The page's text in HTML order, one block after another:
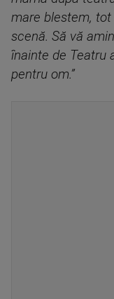
mare blestem,
scenă. Să vă
înainte de Teatru
pentru om.”